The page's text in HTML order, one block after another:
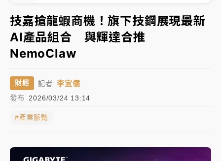
故宮《龍藏經》特展第2檔！今線上預約開賣一度塞車
周六起展出延長至晚上7時
台東農業處長涉圖利渡假村！東檢抗告成功 今重開羈
押庭
父親節泡湯了！中颱白海豚雨彈轟3天 「紅到發紫」降
雨熱區曝
女律師陳昱瑄詐慈濟10億！黃金158kg遭查扣畫面曝光
暑假過三周才推「E宿新北打卡趣」！抽獎程序複雜 觀
旅局回應了
▼
技嘉搶龍蝦商機！旗下技鋼展現最新
AI產品組合 與輝達合推
NemoClaw
財經 記者 李宜儒
發布 2026/03/24 13:14
#產業脈動